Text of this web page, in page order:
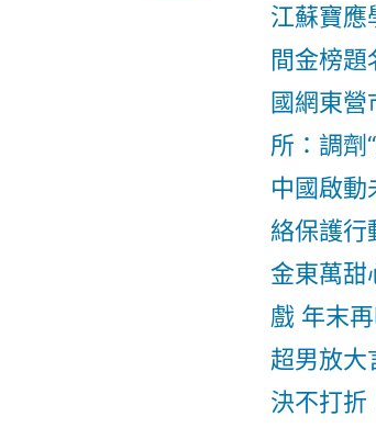
江蘇寶應
間金榜題
國網東營
所：調劑
中國啟動
絡保護行
金東萬甜
戲 年末
超男放大
決不打折